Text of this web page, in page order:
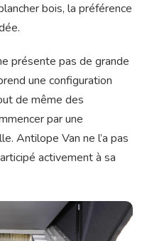
bois, la préférence
présente pas de grande
une configuration
de même des
par une
Antilope Van ne l’a pas
activement à sa